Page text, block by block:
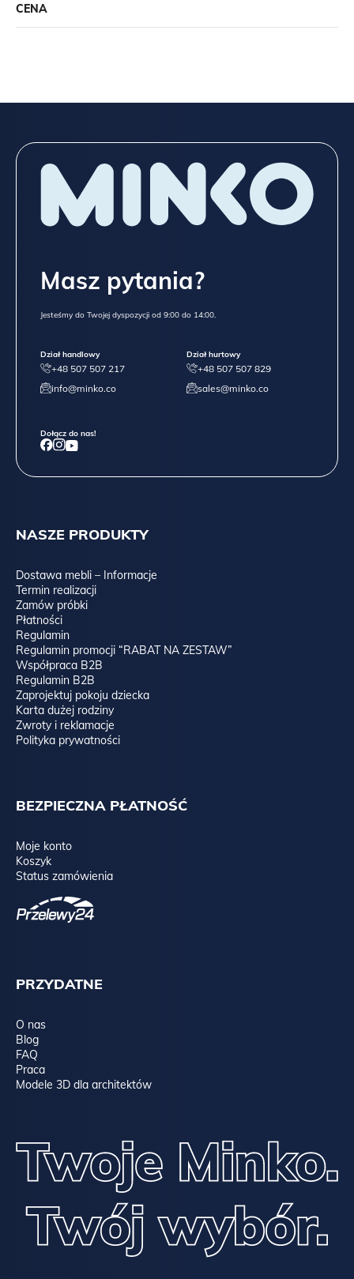
CENA
NASZE PRODUKTY
Dostawa mebli – Informacje
Termin realizacji
Zamów próbki
Płatności
Regulamin
Regulamin promocji “RABAT NA ZESTAW”
Współpraca B2B
Regulamin B2B
Zaprojektuj pokoju dziecka
Karta dużej rodziny
Zwroty i reklamacje
Polityka prywatności
BEZPIECZNA PŁATNOŚĆ
Moje konto
Koszyk
Status zamówienia
PRZYDATNE
O nas
Blog
FAQ
Praca
Modele 3D dla architektów
Masz pytania?
Jesteśmy do Twojej dyspozycji od 9:00 do 14:00.
Dział handlowy
+48 507 507 217
info@minko.co
Dział hurtowy
+48 507 507 829
sales@minko.co
Dołącz do nas!